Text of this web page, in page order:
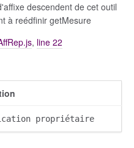
descendent de cet outil
à reédfinir getMesure
, line 22
propriétaire